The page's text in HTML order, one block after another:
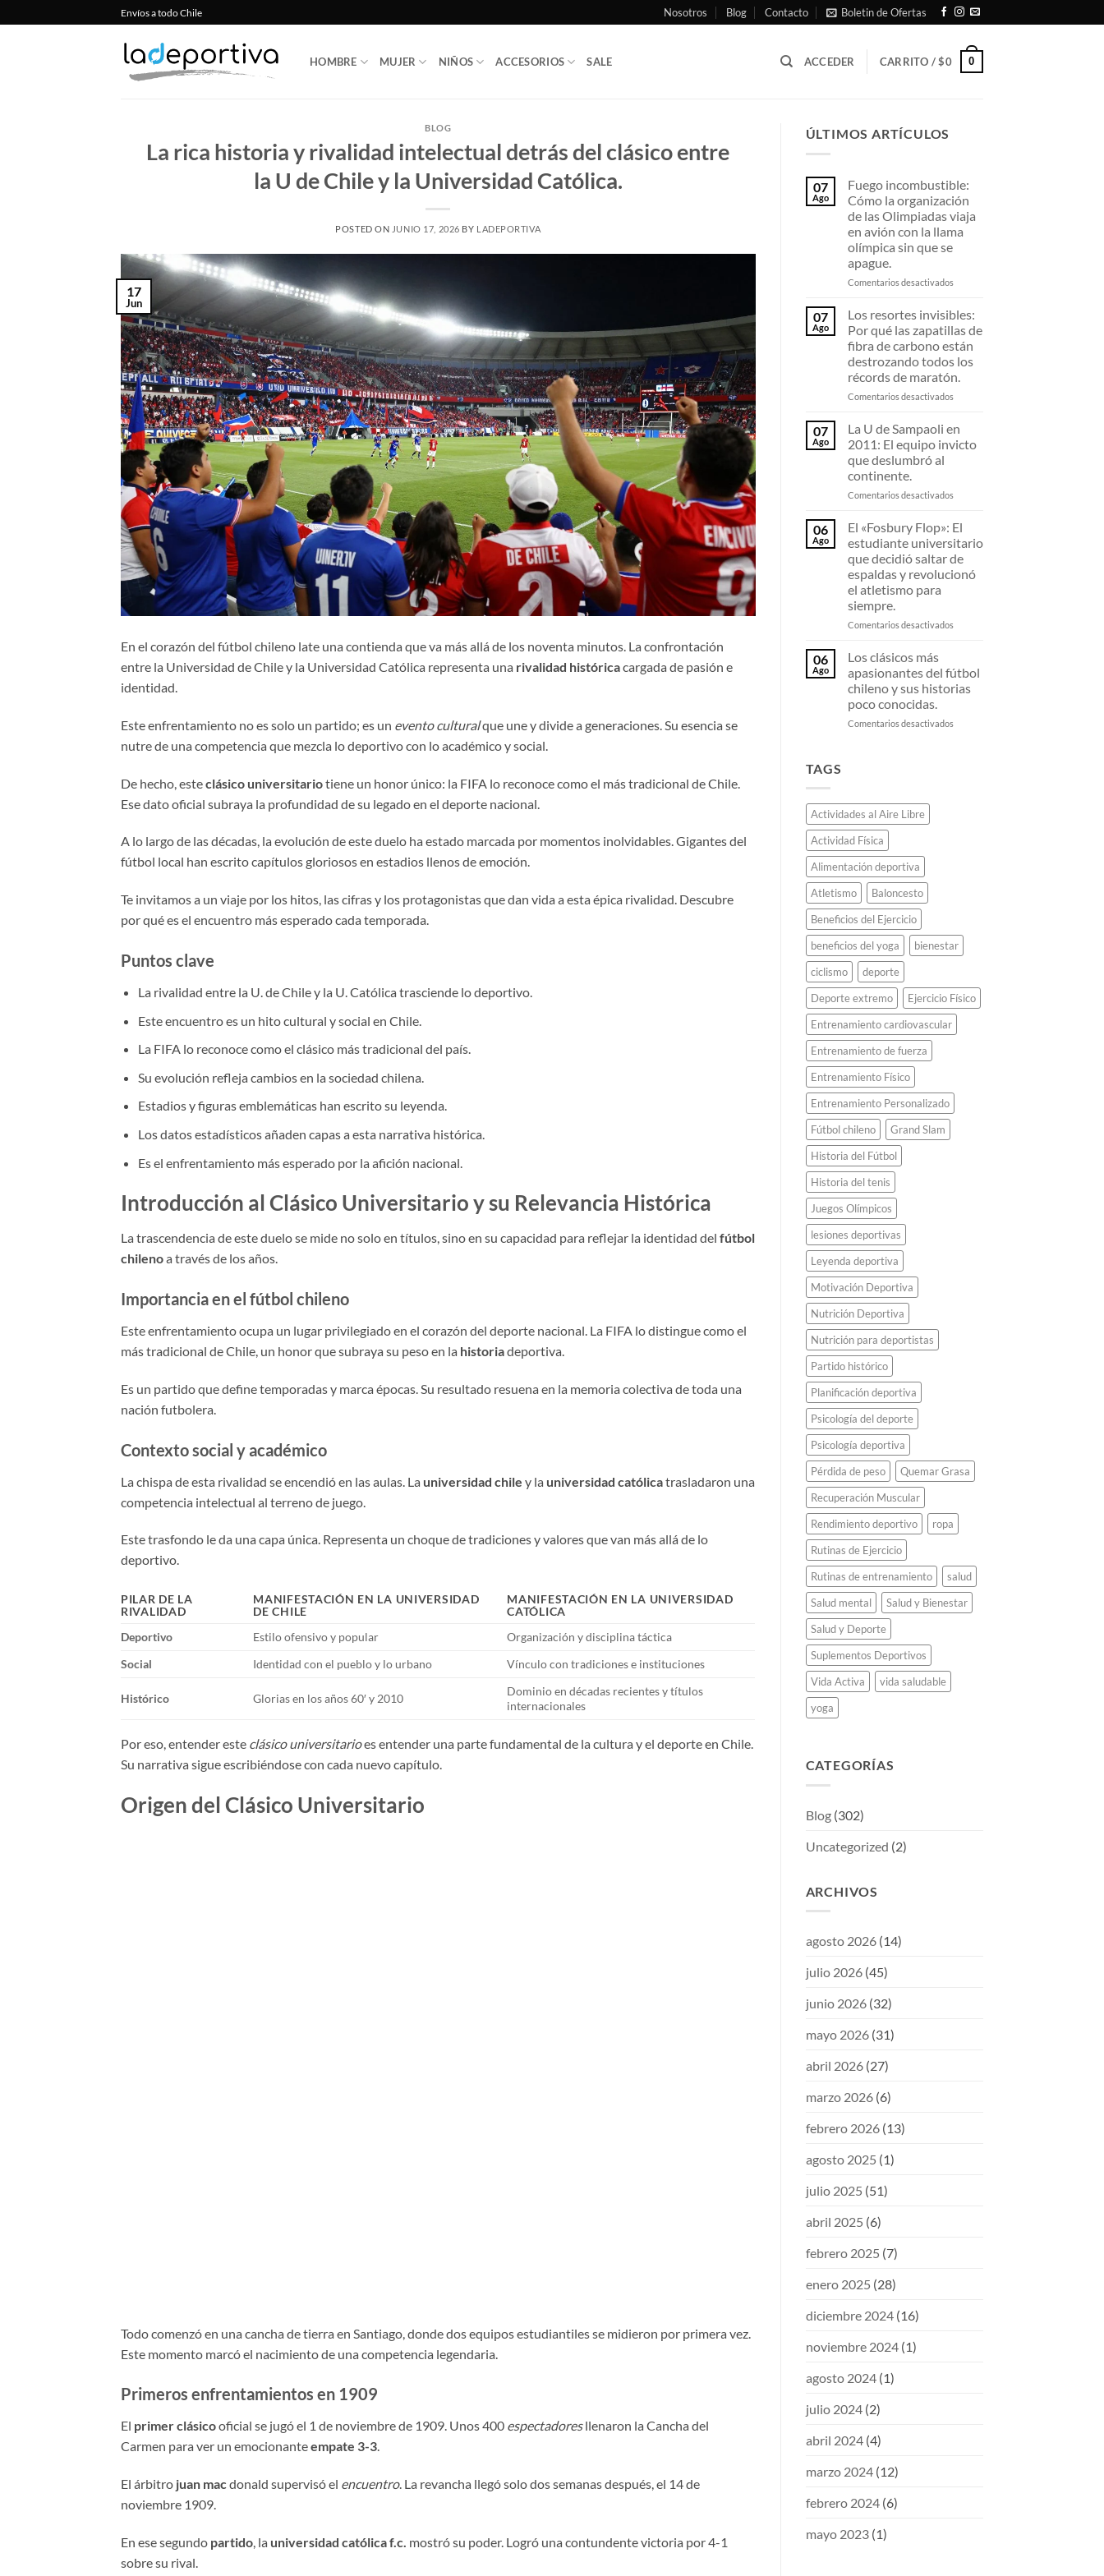
al
Envíos a todo Chile Nosotros Blog Contacto Boletin de Ofertas
HOMBRE MUJER NIÑOS ACCESORIOS SALE ACCEDER CARRITO /$0 0
BLOG
La rica historia y rivalidad intelectual detrás del clásico entre
la U de Chile y la Universidad Católica.
POSTED ON JUNIO 17, 2026 BY LADEPORTIVA
17
Jun
En el corazón del fútbol chileno late una contienda que va más allá de los noventa minutos. La confrontación
entre la Universidad de Chile y la Universidad Católica representa una rivalidad históricacargada de pasión e
identidad.
Este enfrentamiento no es solo un partido; es un evento culturalque une y divide a generaciones. Su esencia se
nutre de una competencia que mezcla lo deportivo con lo académico y social.
De hecho, esteclásico universitariotiene un honor único: la FIFA lo reconoce como el más tradicional de Chile.
Ese dato oficial subraya la profundidad de su legado en el deporte nacional.
A lo largo de las décadas, la evolución de este duelo ha estado marcada por momentos inolvidables. Gigantes del
fútbol local han escrito capítulos gloriosos en estadios llenos de emoción.
Te invitamos a un viaje por los hitos, las cifras y los protagonistas que dan vida a esta épica rivalidad. Descubre
por qué es el encuentro más esperado cada temporada.
Puntos clave
La rivalidad entre la U. de Chile y la U. Católica trasciende lo deportivo.
Este encuentro es un hito cultural y social en Chile.
La FIFA lo reconoce como el clásico más tradicional del país.
Su evolución refleja cambios en la sociedad chilena.
Estadios y figuras emblemáticas han escrito su leyenda.
Los datos estadísticos añaden capas a esta narrativa histórica.
Es el enfrentamiento más esperado por la afición nacional.
Introducción al Clásico Universitario y su Relevancia Histórica
La trascendencia de este duelo se mide no solo en títulos, sino en su capacidad para reflejar la identidad del fútbol
chilenoa través de los años.
Importancia en el fútbol chileno
Este enfrentamiento ocupa un lugar privilegiado en el corazón del deporte nacional. La FIFA lo distingue como el
más tradicional de Chile, un honor que subraya su peso en la historiadeportiva.
Es un partido que define temporadas y marca épocas. Su resultado resuena en la memoria colectiva de toda una
nación futbolera.
Contexto social y académico
La chispa de esta rivalidad se encendió en las aulas. La universidad chile y la universidad católicatrasladaron una
competencia intelectual al terreno de juego.
Este trasfondo le da una capa única. Representa un choque de tradiciones y valores que van más allá de lo
deportivo.
PILAR DE LA
RIVALIDAD
MANIFESTACIÓN EN LA UNIVERSIDAD
DE CHILE
MANIFESTACIÓN EN LA UNIVERSIDAD
CATÓLICA
Deportivo
Estilo ofensivo y popular
Organización y disciplina táctica
Social
Identidad con el pueblo y lo urbano Vínculo con tradiciones e instituciones
Histórico Glorias en los años 60′ y 2010
Dominio en décadas recientes y títulos
internacionales
Por eso, entender este clásico universitarioes entender una parte fundamental de la cultura y el deporte en Chile.
Su narrativa sigue escribiéndose con cada nuevo capítulo.
Origen del Clásico Universitario
Todo comenzó en una cancha de tierra en Santiago, donde dos equipos estudiantiles se midieron por primera vez.
Este momento marcó el nacimiento de una competencia legendaria.
Primeros enfrentamientos en 1909
El primer clásicooficial se jugó el 1 de noviembre de 1909. Unos 400 espectadoresllenaron la Cancha del
Carmen para ver un emocionanteempate 3-3.
El árbitro juan macdonald supervisó el encuentro. La revancha llegó solo dos semanas después, el 14 de
noviembre 1909.
En ese segundo partido, la universidad católica f.c. mostró su poder. Logró una contundente victoria por 4-1
sobre su rival.
ÚLTIMOS ARTÍCULOS
07
Ago
Fuego incombustible:
Cómo la organización
de las Olimpiadas viaja
en avión con la llama
olímpica sin que se
apague.
Comentarios desactivadosen
incombustible:
Cómo
la
organización
de
las
avión
con
se
apague.
07
Ago
Los resortes invisibles:
Por qué las zapatillas de
fibra de carbono están
destrozando todos los
récords de maratón.
Comentarios desactivadosen
invisibles:
Por
zapatillas
de
carbono
están
destrozando
07
Ago
La U de Sampaoli en
2011: El equipo invicto
que deslumbró al
continente.
Comentarios desactivadosen
U
de
Sampaoli
en
2011:
continente.
06
Ago
El «Fosbury Flop»: El
estudiante universitario
que decidió saltar de
espaldas y revolucionó
el atletismo para
siempre.
Comentarios desactivadosen
El
estudiante
que
06
Ago
Los clásicos más
apasionantes del fútbol
chileno y sus historias
poco conocidas.
Comentarios desactivadosen
TAGS
Actividades al Aire Libre
Actividad Física
Alimentación deportiva
Atletismo
Baloncesto
Beneficios del Ejercicio
beneficios del yoga
bienestar
ciclismo
deporte
Deporte extremo
Ejercicio Físico
Entrenamiento cardiovascular
Entrenamiento de fuerza
Entrenamiento Físico
Entrenamiento Personalizado
Fútbol chileno
Grand Slam
Historia del Fútbol
Historia del tenis
Juegos Olímpicos
lesiones deportivas
Leyenda deportiva
Motivación Deportiva
Nutrición Deportiva
Nutrición para deportistas
Partido histórico
Planificación deportiva
Psicología del deporte
Psicología deportiva
Pérdida de peso
Quemar Grasa
Recuperación Muscular
Rendimiento deportivo
ropa
Rutinas de Ejercicio
Rutinas de entrenamiento
salud
Salud mental
Salud y Bienestar
Salud y Deporte
Suplementos Deportivos
Vida Activa
vida saludable
yoga
CATEGORÍAS
Blog(302)
Uncategorized (2)
ARCHIVOS
agosto 2026(14)
julio 2026(45)
junio 2026(32)
mayo 2026(31)
abril 2026(27)
marzo 2026(6)
febrero 2026(13)
agosto 2025 (1)
julio 2025 (51)
abril 2025 (6)
febrero 2025 (7)
enero 2025 (28)
diciembre 2024(16)
noviembre 2024(1)
agosto 2024(1)
julio 2024(2)
abril 2024(4)
marzo 2024(12)
febrero 2024(6)
mayo 2023(1)